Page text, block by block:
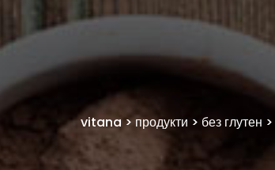
vitana>продукти > без глутен >